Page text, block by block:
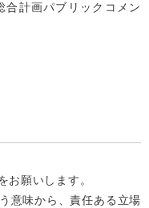
リックコメン
願いします。
意味から、責任ある立場